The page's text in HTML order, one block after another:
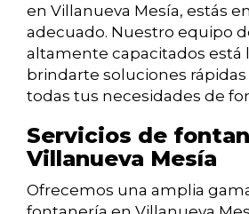
en Villanueva Mesía, estás
adecuado. Nuestro equipo
altamente capacitados está
brindarte soluciones
todas tus necesidades de
Servicios de
Villanueva Mesía
Ofrecemos una amplia